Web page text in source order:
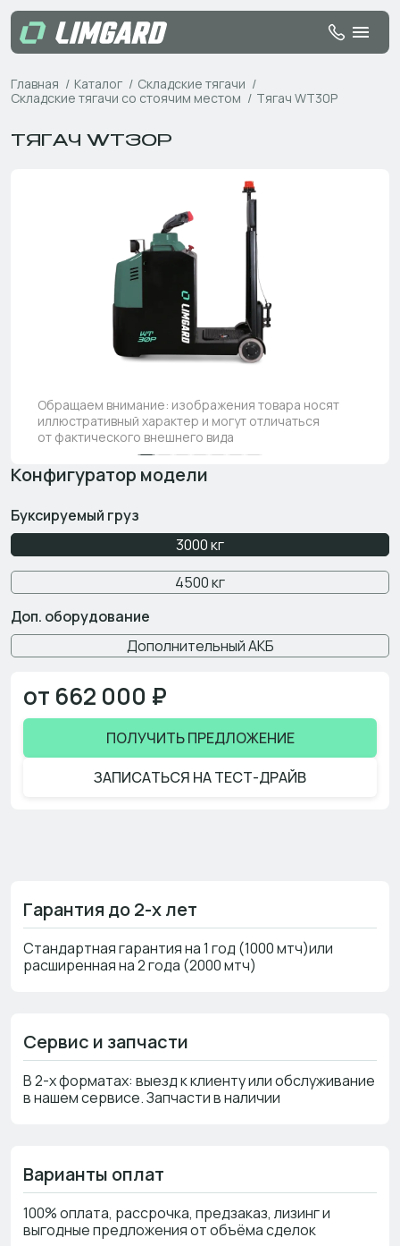
Главная Каталог
Складские тягачи
Складские тягачи со стоячим местом
Тягач WT30P
ТЯГАЧ WT30P
Обращаем внимание: изображения товара носят
иллюстративный характер и могут отличаться
от фактического внешнего вида
Конфигуратор модели
Буксируемый груз
3000 кг
4500 кг
Доп. оборудование
Дополнительный АКБ
от 662 000 ₽
ПОЛУЧИТЬ ПРЕДЛОЖЕНИЕ
ЗАПИСАТЬСЯ НА ТЕСТ-ДРАЙВ
Гарантия до 2-х лет
Стандартная гарантия на 1 год (1000 мтч)или
расширенная на 2 года (2000 мтч)
Сервис и запчасти
В 2-х форматах: выезд к клиенту или обслуживание
в нашем сервисе. Запчасти в наличии
Варианты оплат
100% оплата, рассрочка, предзаказ, лизинг и
выгодные предложения от объёма сделок